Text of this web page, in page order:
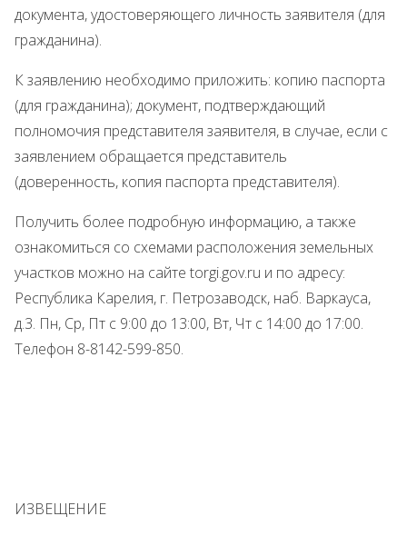
документа, удостоверяющего личность заявителя (для
гражданина).
К заявлению необходимо приложить: копию паспорта
(для гражданина); документ, подтверждающий
полномочия представителя заявителя, в случае, если с
заявлением обращается представитель
(доверенность, копия паспорта представителя).
Получить более подробную информацию, а также
ознакомиться со схемами расположения земельных
участков можно на сайте torgi.gov.ru и по адресу:
Республика Карелия, г. Петрозаводск, наб. Варкауса,
д.3. Пн, Ср, Пт с 9:00 до 13:00, Вт, Чт с 14:00 до 17:00.
Телефон 8-8142-599-850.
ИЗВЕЩЕНИЕ